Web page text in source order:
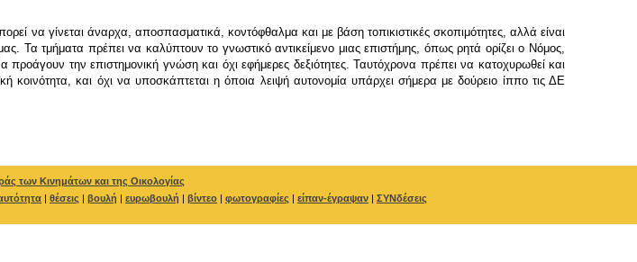
να γίνεται άναρχα, αποσπασματικά, κοντόφθαλμα και με βάση τοπικιστικές σκοπιμότητες, αλλά είναι
Τα τμήματα πρέπει να καλύπτουν το γνωστικό αντικείμενο μιας επιστήμης, όπως ρητά ορίζει ο Νόμος,
την επιστημονική γνώση και όχι εφήμερες δεξιότητες. Ταυτόχρονα πρέπει να κατοχυρωθεί και
κοινότητα, και όχι να υποσκάπτεται η όποια λειψή αυτονομία υπάρχει σήμερα με δούρειο ίππο τις ΔΕ
των Κινημάτων και της Οικολογίας
| θέσεις | βουλή | ευρωβουλή | βίντεο | φωτογραφίες | είπαν-έγραψαν | ΣΥΝδέσεις